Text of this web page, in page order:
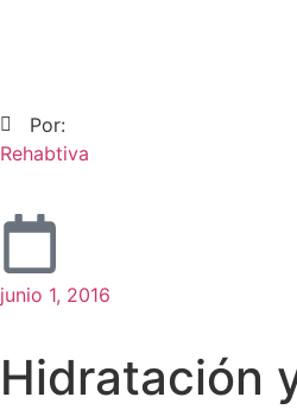
Por:
Rehabtiva
junio 1, 2016
Hidratación